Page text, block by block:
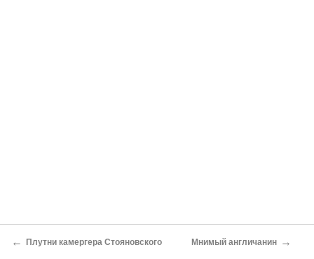
← Плутни камергера Стояновского Мнимый англичанин →